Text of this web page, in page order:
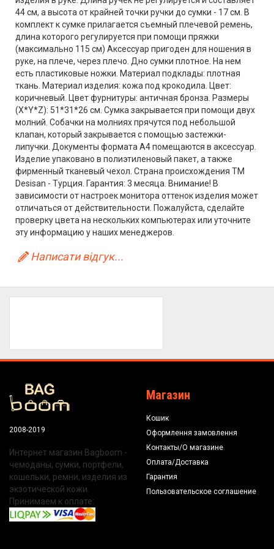
44 см, а высота от крайней точки ручки до сумки - 17 см. В
комплект к сумке прилагается съемный плечевой ремень,
длина которого регулируется при помощи пряжки
(максимально 115 см) Аксессуар пригоден для ношения в
руке, на плече, через плечо. Дно сумки плотное. На нем
есть пластиковые ножки. Материал подклады: плотная
ткань. Материал изделия: кожа под крокодила. Цвет:
коричневый. Цвет фурнитуры: античная бронза. Размеры
(X*Y*Z): 51*31*26 см. Сумка закрывается при помощи двух
молний. Собачки на молниях прячутся под небольшой
клапан, который закрывается с помощью застежки-
липучки. Документы формата А4 помещаются в аксессуар.
Изделие упаковано в полиэтиленовый пакет, а также
фирменный тканевый чехол. Страна происхождения ТМ
Desisan - Турция. Гарантия: 3 месяца. Внимание! В
зависимости от настроек монитора оттенок изделия может
отличаться от действительности. Пожалуйста, сделайте
проверку цвета на нескольких компьютерах или уточните
эту информацию у наших менеджеров.
Написати відгук...
2008-2019
Интернет магазин Bagboom -
чемоданы, сумки, портфели,
кошельки, ремни, изделия из
экзотической кожи.
Принимаем к оплате:
Магазин
Кошик
Оформлення замовлення
Контакты/О магазине
Оплата/Доставка
Гарантия
Пользовательское соглашение